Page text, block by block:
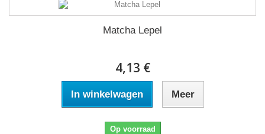
Matcha Lepel
4,13 €
In winkelwagen Meer
Op voorraad